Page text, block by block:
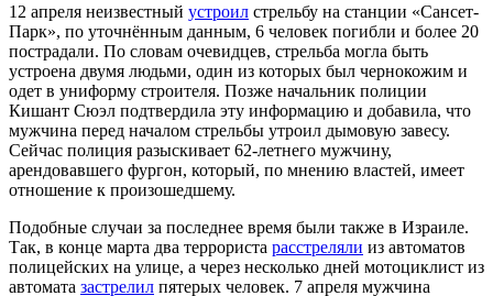
12 апреля неизвестный устроил стрельбу на станции «Сансет-
Парк», по уточнённым данным, 6 человек погибли и более 20
пострадали. По словам очевидцев, стрельба могла быть
устроена двумя людьми, один из которых был чернокожим и
одет в униформу строителя. Позже начальник полиции
Кишант Сюэл подтвердила эту информацию и добавила, что
мужчина перед началом стрельбы утроил дымовую завесу.
Сейчас полиция разыскивает 62-летнего мужчину,
арендовавшего фургон, который, по мнению властей, имеет
отношение к произошедшему.
Подобные случаи за последнее время были также в Израиле.
Так, в конце марта два террориста расстреляли из автоматов
полицейских на улице, а через несколько дней мотоциклист из
автомата застрелил пятерых человек. 7 апреля мужчина